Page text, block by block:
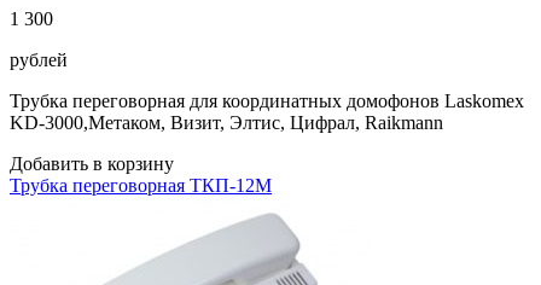
1 300
рублей
Трубка переговорная для координатных домофонов Laskomex
KD-3000,Метаком, Визит, Элтис, Цифрал, Raikmann
Добавить в корзину
Трубка переговорная ТКП-12М